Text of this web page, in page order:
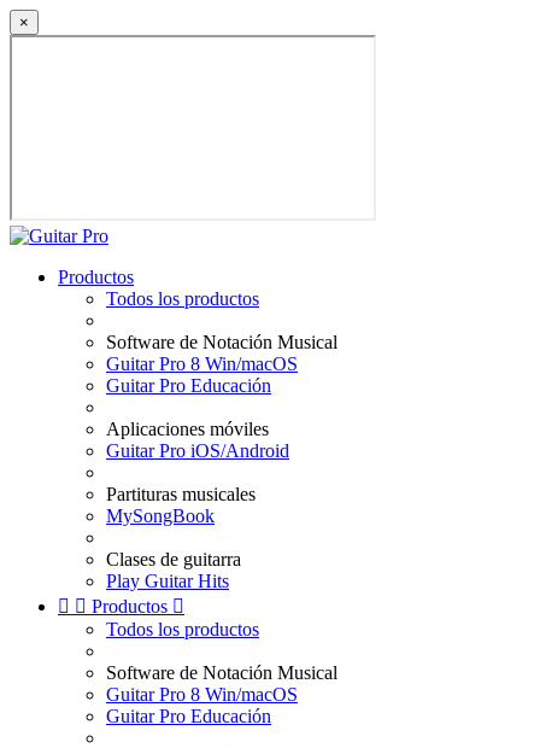
×
Productos
Todos los productos
Software de Notación Musical
Guitar Pro 8 Win/macOS
Guitar Pro Educación
Aplicaciones móviles
Guitar Pro iOS/Android
Partituras musicales
MySongBook
Clases de guitarra
Play Guitar Hits
  Productos 
Todos los productos
Software de Notación Musical
Guitar Pro 8 Win/macOS
Guitar Pro Educación